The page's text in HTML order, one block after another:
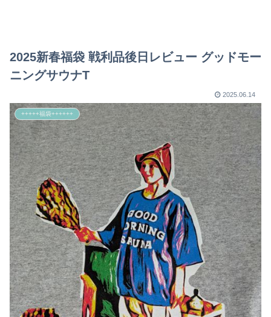
2025新春福袋 戦利品後日レビュー グッドモー
ニングサウナT
2025.06.14
+++++福袋++++++